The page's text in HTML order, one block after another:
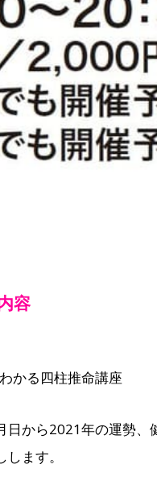
容
かる四柱推命講座
から2021年の運勢、
ます。